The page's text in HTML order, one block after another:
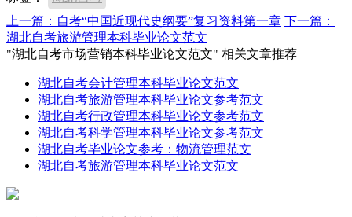
上一篇：自考“中国近现代史纲要”复习资料第一章 下一篇：
湖北自考旅游管理本科毕业论文范文
"湖北自考市场营销本科毕业论文范文" 相关文章推荐
湖北自考会计管理本科毕业论文范文
湖北自考旅游管理本科毕业论文参考范文
湖北自考行政管理本科毕业论文参考范文
湖北自考科学管理本科毕业论文参考范文
湖北自考毕业论文参考：物流管理范文
湖北自考旅游管理本科毕业论文范文